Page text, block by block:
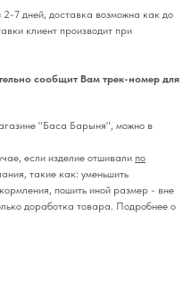
7 дней, доставка возможна как до
клиент производит при
сообщит Вам трек-номер для
"Баса Барыня", можно в
если изделие отшивали по
такие как: уменьшить
пошить иной размер - вне
доработка товара. Подробнее о